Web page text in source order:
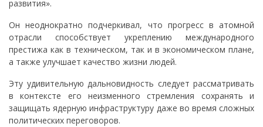
развития».
Он неоднократно подчеркивал, что прогресс в атомной
отрасли способствует укреплению международного
престижа как в техническом, так и в экономическом плане,
а также улучшает качество жизни людей.
Эту удивительную дальновидность следует рассматривать
в контексте его неизменного стремления сохранять и
защищать ядерную инфраструктуру даже во время сложных
политических переговоров.